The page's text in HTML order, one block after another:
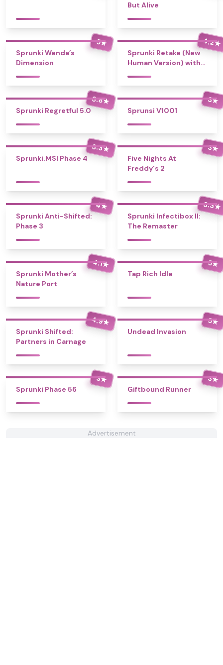
But Alive
5★
Sprunki Wenda’s
Dimension
4.2★
Sprunki Retake (New
Human Version) with
3.8★
Sprunki Regretful 5.0
3★
Sprunsi V1001
3.3★
Sprunki.MSI Phase 4
3★
Five Nights At
Freddy's 2
4★
Sprunki Anti-Shifted:
Phase 3
3.3★
Sprunki Infectibox II:
The Remaster
4.1★
Sprunki Mother’s
Nature Port
5★
Tap Rich Idle
4.9★
Sprunki Shifted:
Partners in Carnage
5★
Undead Invasion
3★
Sprunki Phase 56
3★
Giftbound Runner
Advertisement